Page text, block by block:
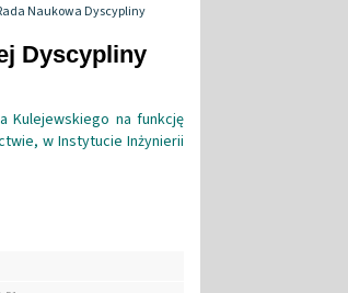
Naukowa Dyscypliny
Dyscypliny
Kulejewskiego na funkcję
w Instytucie Inżynierii